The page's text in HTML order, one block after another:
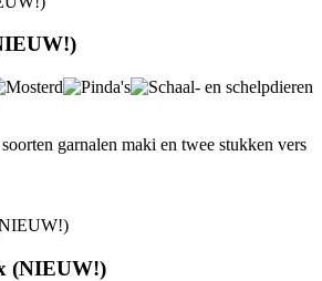
garnalen maki en twee stukken vers
(NIEUW!)